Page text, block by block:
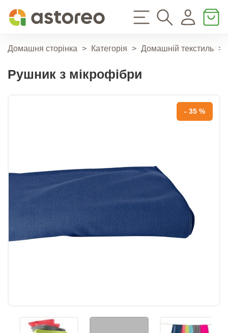
Домашня сторінка > Категорія > Домашній текстиль >
Рушник з мікрофібри
- 35 %